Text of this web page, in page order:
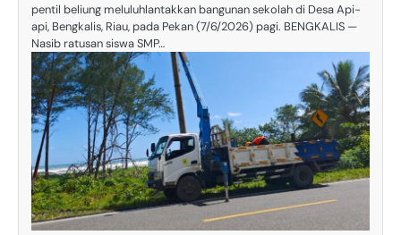
pentil beliung meluluhlantakkan bangunan sekolah di Desa Api-
api, Bengkalis, Riau, pada Pekan (7/6/2026) pagi. BENGKALIS —
Nasib ratusan siswa SMP…